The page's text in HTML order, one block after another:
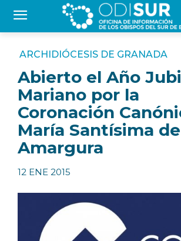
ARCHIDIÓCESIS DE GRANADA
Abierto el Año
Mariano por la
Coronación
María Santísima
Amargura
12 ENE 2015